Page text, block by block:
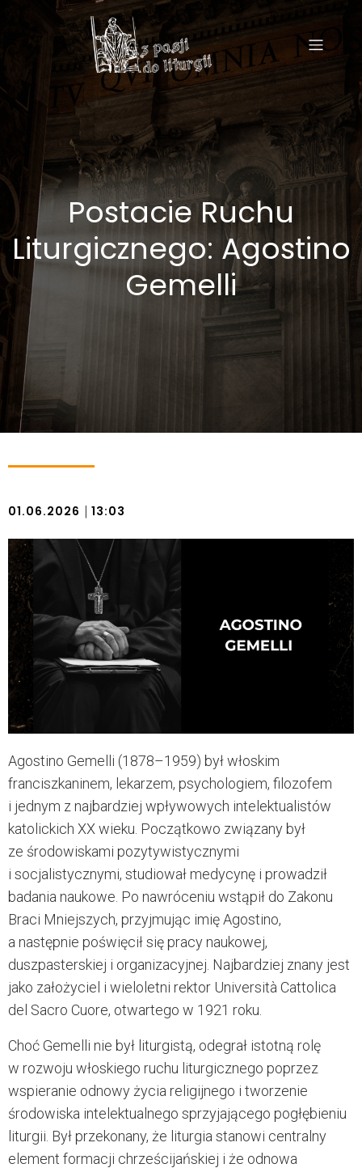
Postacie Ruchu
Liturgicznego: Agostino
Gemelli
01.06.2026 | 13:03
Agostino Gemelli (1878–1959) był włoskim
franciszkaninem, lekarzem, psychologiem, filozofem
i jednym z najbardziej wpływowych intelektualistów
katolickich XX wieku. Początkowo związany był
ze środowiskami pozytywistycznymi
i socjalistycznymi, studiował medycynę i prowadził
badania naukowe. Po nawróceniu wstąpił do Zakonu
Braci Mniejszych, przyjmując imię Agostino,
a następnie poświęcił się pracy naukowej,
duszpasterskiej i organizacyjnej. Najbardziej znany jest
jako założyciel i wieloletni rektor Università Cattolica
del Sacro Cuore, otwartego w 1921 roku.
Choć Gemelli nie był liturgistą, odegrał istotną rolę
w rozwoju włoskiego ruchu liturgicznego poprzez
wspieranie odnowy życia religijnego i tworzenie
środowiska intelektualnego sprzyjającego pogłębieniu
liturgii. Był przekonany, że liturgia stanowi centralny
element formacji chrześcijańskiej i że odnowa